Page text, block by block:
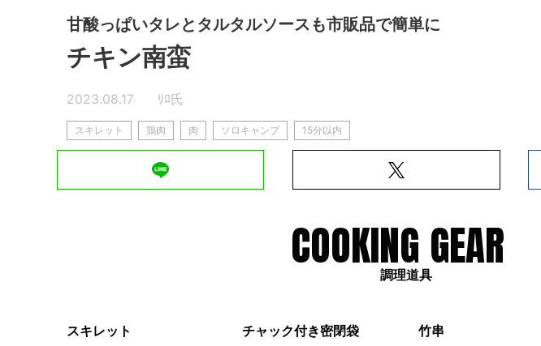
甘酸っぱいタレとタルタルソースも市販品で簡単に
チキン南蛮
2023.08.17 ﾘﾛ氏
スキレット 鶏肉 肉 ソロキャンプ 15分以内
COOKING GEAR
調理道具
スキレット チャック付き密閉袋 竹串